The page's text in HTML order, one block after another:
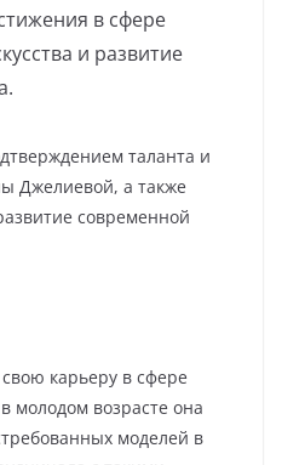
в сфере
и развитие
таланта и
Джелиевой, а также
современной
карьеру в сфере
молодом возрасте она
моделей в